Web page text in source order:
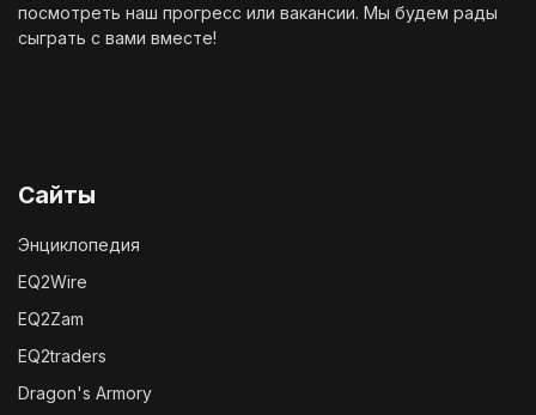
посмотреть наш прогресс или вакансии. Мы будем рады
сыграть с вами вместе!
Сайты
Энциклопедия
EQ2Wire
EQ2Zam
EQ2traders
Dragon's Armory